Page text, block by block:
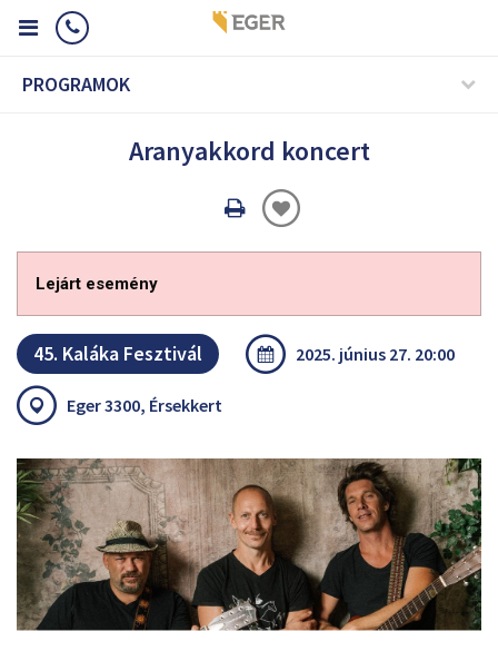
PROGRAMOK
Aranyakkord koncert
Oldal
Lejárt esemény
45. Kaláka Fesztivál 2025. június 27. 20:00
Eger 3300, Érsekkert